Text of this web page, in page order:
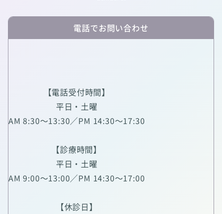
電話でお問い合わせ
【電話受付時間】
平日・土曜
AM 8:30～13:30／PM 14:30～17:30
【診療時間】
平日・土曜
AM 9:00～13:00／PM 14:30～17:00
【休診日】